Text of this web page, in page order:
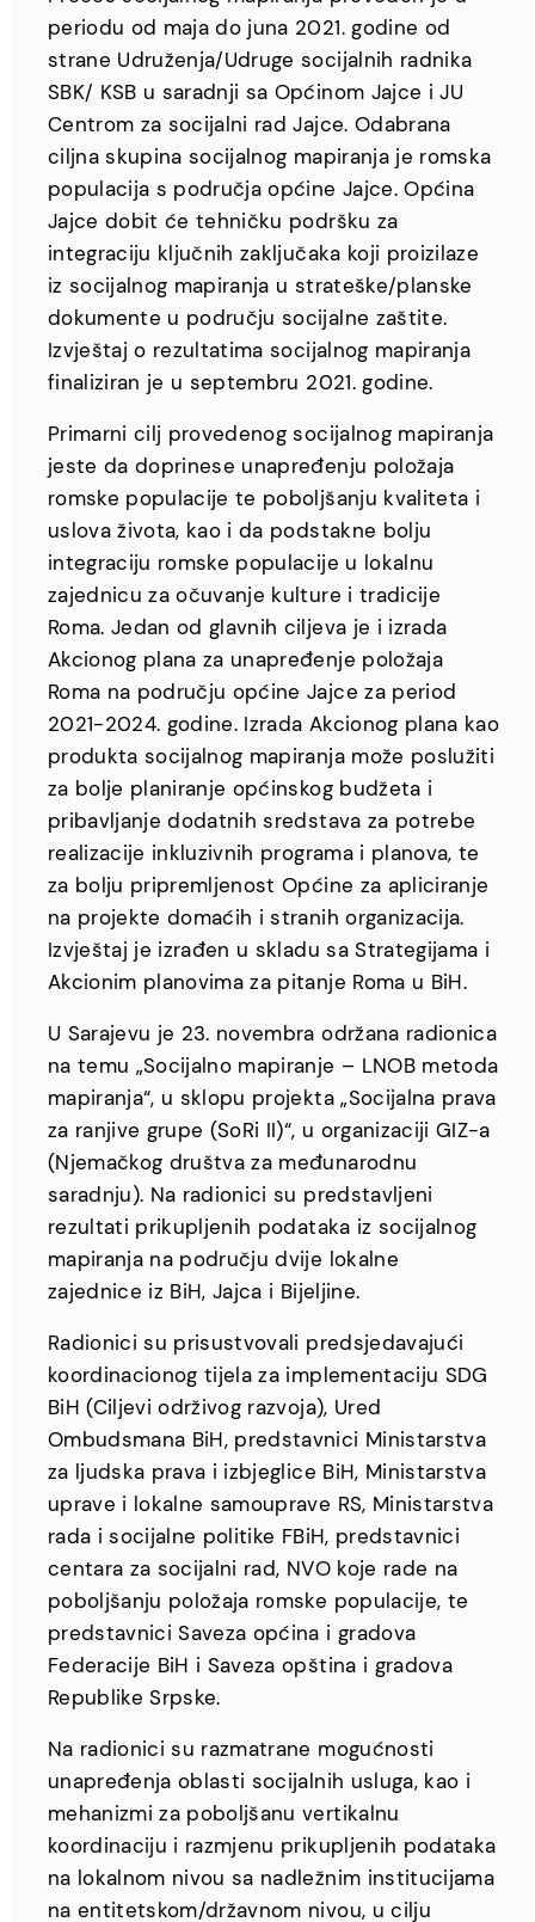
periodu od maja do juna 2021. godine od
strane Udruženja/Udruge socijalnih radnika
SBK/ KSB u saradnji sa Općinom Jajce i JU
Centrom za socijalni rad Jajce. Odabrana
ciljna skupina socijalnog mapiranja je romska
populacija s područja općine Jajce. Općina
Jajce dobit će tehničku podršku za
integraciju ključnih zaključaka koji proizilaze
iz socijalnog mapiranja u strateške/planske
dokumente u području socijalne zaštite.
Izvještaj o rezultatima socijalnog mapiranja
finaliziran je u septembru 2021. godine.
Primarni cilj provedenog socijalnog mapiranja
jeste da doprinese unapređenju položaja
romske populacije te poboljšanju kvaliteta i
uslova života, kao i da podstakne bolju
integraciju romske populacije u lokalnu
zajednicu za očuvanje kulture i tradicije
Roma. Jedan od glavnih ciljeva je i izrada
Akcionog plana za unapređenje položaja
Roma na području općine Jajce za period
2021-2024. godine. Izrada Akcionog plana kao
produkta socijalnog mapiranja može poslužiti
za bolje planiranje općinskog budžeta i
pribavljanje dodatnih sredstava za potrebe
realizacije inkluzivnih programa i planova, te
za bolju pripremljenost Općine za apliciranje
na projekte domaćih i stranih organizacija.
Izvještaj je izrađen u skladu sa Strategijama i
Akcionim planovima za pitanje Roma u BiH.
U Sarajevu je 23. novembra održana radionica
na temu „Socijalno mapiranje – LNOB metoda
mapiranja“, u sklopu projekta „Socijalna prava
za ranjive grupe (SoRi II)“, u organizaciji GIZ-a
(Njemačkog društva za međunarodnu
saradnju). Na radionici su predstavljeni
rezultati prikupljenih podataka iz socijalnog
mapiranja na području dvije lokalne
zajednice iz BiH, Jajca i Bijeljine.
Radionici su prisustvovali predsjedavajući
koordinacionog tijela za implementaciju SDG
BiH (Ciljevi održivog razvoja), Ured
Ombudsmana BiH, predstavnici Ministarstva
za ljudska prava i izbjeglice BiH, Ministarstva
uprave i lokalne samouprave RS, Ministarstva
rada i socijalne politike FBiH, predstavnici
centara za socijalni rad, NVO koje rade na
poboljšanju položaja romske populacije, te
predstavnici Saveza općina i gradova
Federacije BiH i Saveza opština i gradova
Republike Srpske.
Na radionici su razmatrane mogućnosti
unapređenja oblasti socijalnih usluga, kao i
mehanizmi za poboljšanu vertikalnu
koordinaciju i razmjenu prikupljenih podataka
na lokalnom nivou sa nadležnim institucijama
na entitetskom/državnom nivou, u cilju